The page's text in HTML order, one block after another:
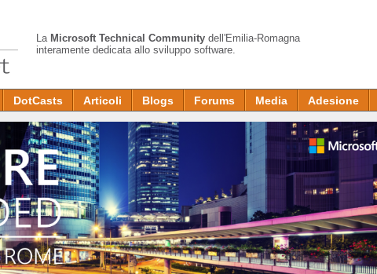
La Microsoft Technical Community dell'Emilia-Romagna
interamente dedicata allo sviluppo software.
DotCasts Articoli Blogs Forums Media Adesione